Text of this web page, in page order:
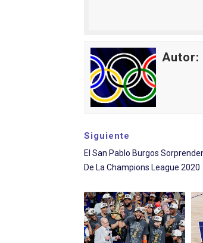
Autor:
Siguiente
El San Pablo Burgos
De La Champions League 2020